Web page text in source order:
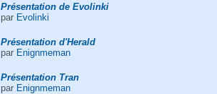
Présentation de Evolinki
par Evolinki
Présentation d'Herald
par Enignmeman
Présentation Tran
par Enignmeman